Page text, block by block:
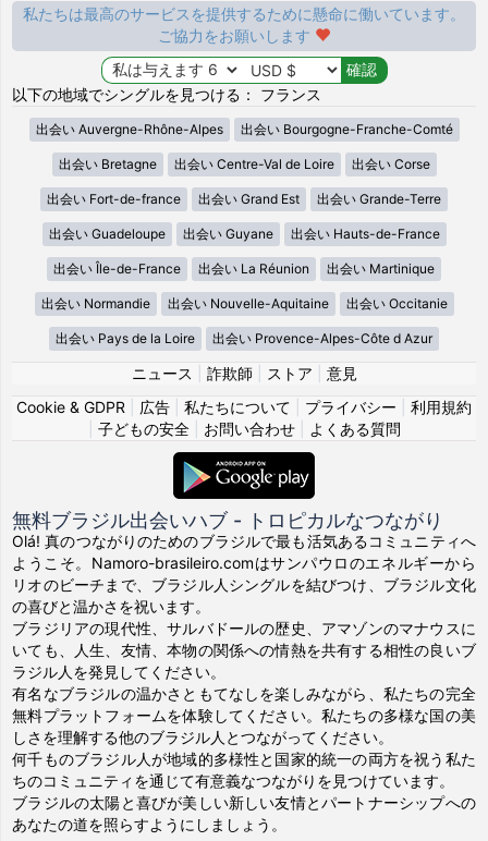
私たちは最高のサービスを提供するために懸命に働いています。
ご協力をお願いします
以下の地域でシングルを見つける： フランス
出会い Auvergne-Rhône-Alpes 出会い Bourgogne-Franche-Comté
出会い Bretagne 出会い Centre-Val de Loire 出会い Corse
出会い Fort-de-france 出会い Grand Est 出会い Grande-Terre
出会い Guadeloupe 出会い Guyane 出会い Hauts-de-France
出会い Île-de-France 出会い La Réunion 出会い Martinique
出会い Normandie 出会い Nouvelle-Aquitaine 出会い Occitanie
出会い Pays de la Loire 出会い Provence-Alpes-Côte d Azur
ニュース 詐欺師 ストア
意見
Cookie & GDPR
広告 私たちについて プライバシー
利用規約
子どもの安全| お問い合わせ| よくある質問
無料ブラジル出会いハブ - トロピカルなつながり
Olá! 真のつながりのためのブラジルで最も活気あるコミュニティへ
ようこそ。Namoro-brasileiro.comはサンパウロのエネルギーから
リオのビーチまで、ブラジル人シングルを結びつけ、ブラジル文化
の喜びと温かさを祝います。
ブラジリアの現代性、サルバドールの歴史、アマゾンのマナウスに
いても、人生、友情、本物の関係への情熱を共有する相性の良いブ
ラジル人を発見してください。
有名なブラジルの温かさともてなしを楽しみながら、私たちの完全
無料プラットフォームを体験してください。私たちの多様な国の美
しさを理解する他のブラジル人とつながってください。
何千ものブラジル人が地域的多様性と国家的統一の両方を祝う私た
ちのコミュニティを通じて有意義なつながりを見つけています。
ブラジルの太陽と喜びが美しい新しい友情とパートナーシップへの
あなたの道を照らすようにしましょう。